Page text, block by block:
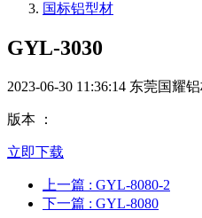
国标铝型材
GYL-3030
2023-06-30 11:36:14 东莞国耀
版本 ：
立即下载
上一篇 : GYL-8080-2
下一篇 : GYL-8080